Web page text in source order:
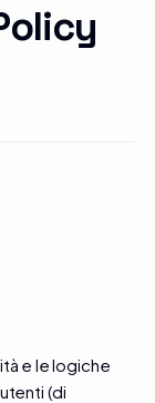
e le logiche
(di